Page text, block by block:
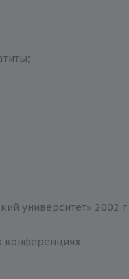
университет» 2002 г.
конференциях.